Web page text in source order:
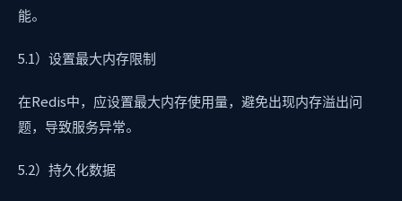
能。
5.1）设置最大内存限制
在Redis中，应设置最大内存使用量，避免出现内存溢出问
题，导致服务异常。
5.2）持久化数据